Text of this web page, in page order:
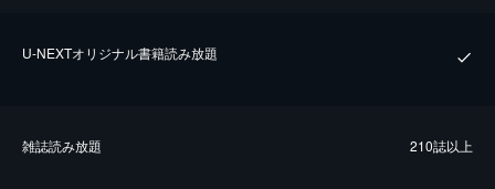
U-NEXTオリジナル書籍読み放題
雑誌読み放題 210誌以上